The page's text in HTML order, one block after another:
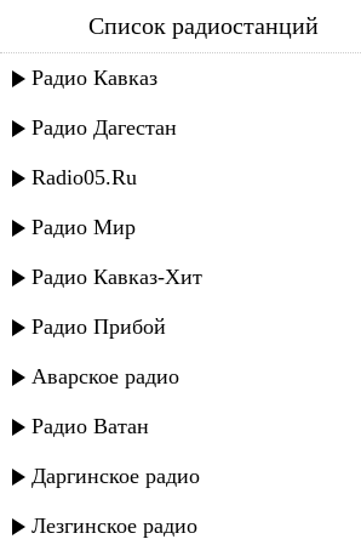
ислам ахмедов - вперед хабиб
Список радиостанций
Радио Кавказ
Радио Дагестан
Radio05.Ru
Радио Мир
Радио Кавказ-Хит
Радио Прибой
Аварское радио
Радио Ватан
Даргинское радио
Лезгинское радио
Ислам Ахмедов - Вперед Хабиб
Ахмед Ахмедов - Зульфия(remix)
Ахмед Ахмедов - Заза